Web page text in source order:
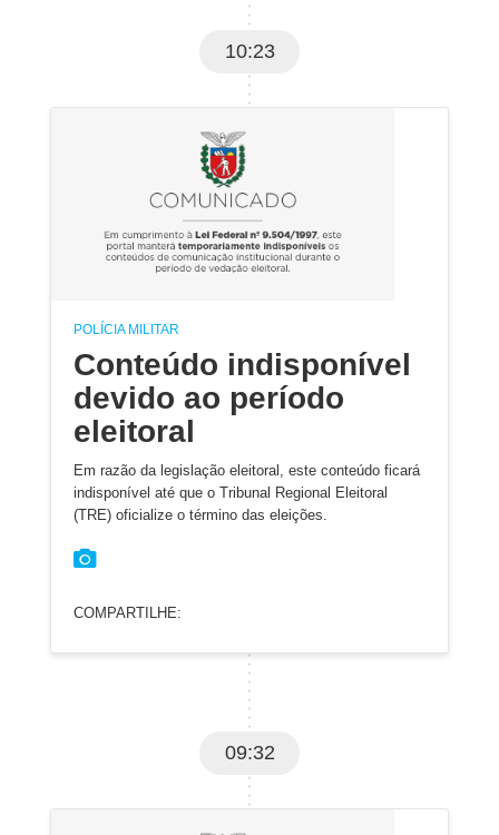
10:23
POLÍCIA MILITAR
Conteúdo indisponível
devido ao período
eleitoral
Em razão da legislação eleitoral, este conteúdo ficará
indisponível até que o Tribunal Regional Eleitoral
(TRE) oficialize o término das eleições.
COMPARTILHE:
09:32